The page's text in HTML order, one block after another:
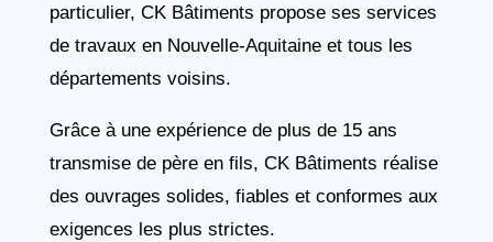
particulier, CK Bâtiments propose ses services
de travaux en Nouvelle-Aquitaine et tous les
départements voisins.
Grâce à une expérience de plus de 15 ans
transmise de père en fils, CK Bâtiments réalise
des ouvrages solides, fiables et conformes aux
exigences les plus strictes.